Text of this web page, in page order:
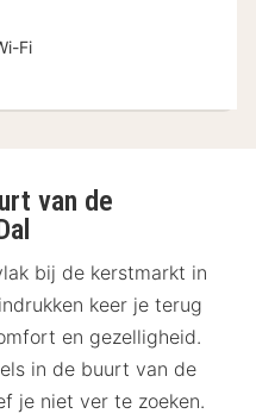
€
Fi
van de
bij de kerstmarkt in
keer je terug
en gezelligheid.
in de buurt van de
je niet ver te zoeken.